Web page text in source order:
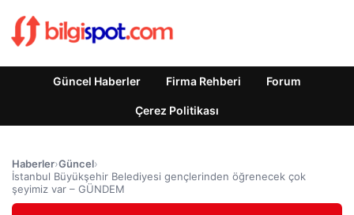
Güncel Haberler Firma Rehberi Forum
Çerez Politikası
Haberler›Güncel›
İstanbul Büyükşehir Belediyesi gençlerinden öğrenecek çok
şeyimiz var – GÜNDEM